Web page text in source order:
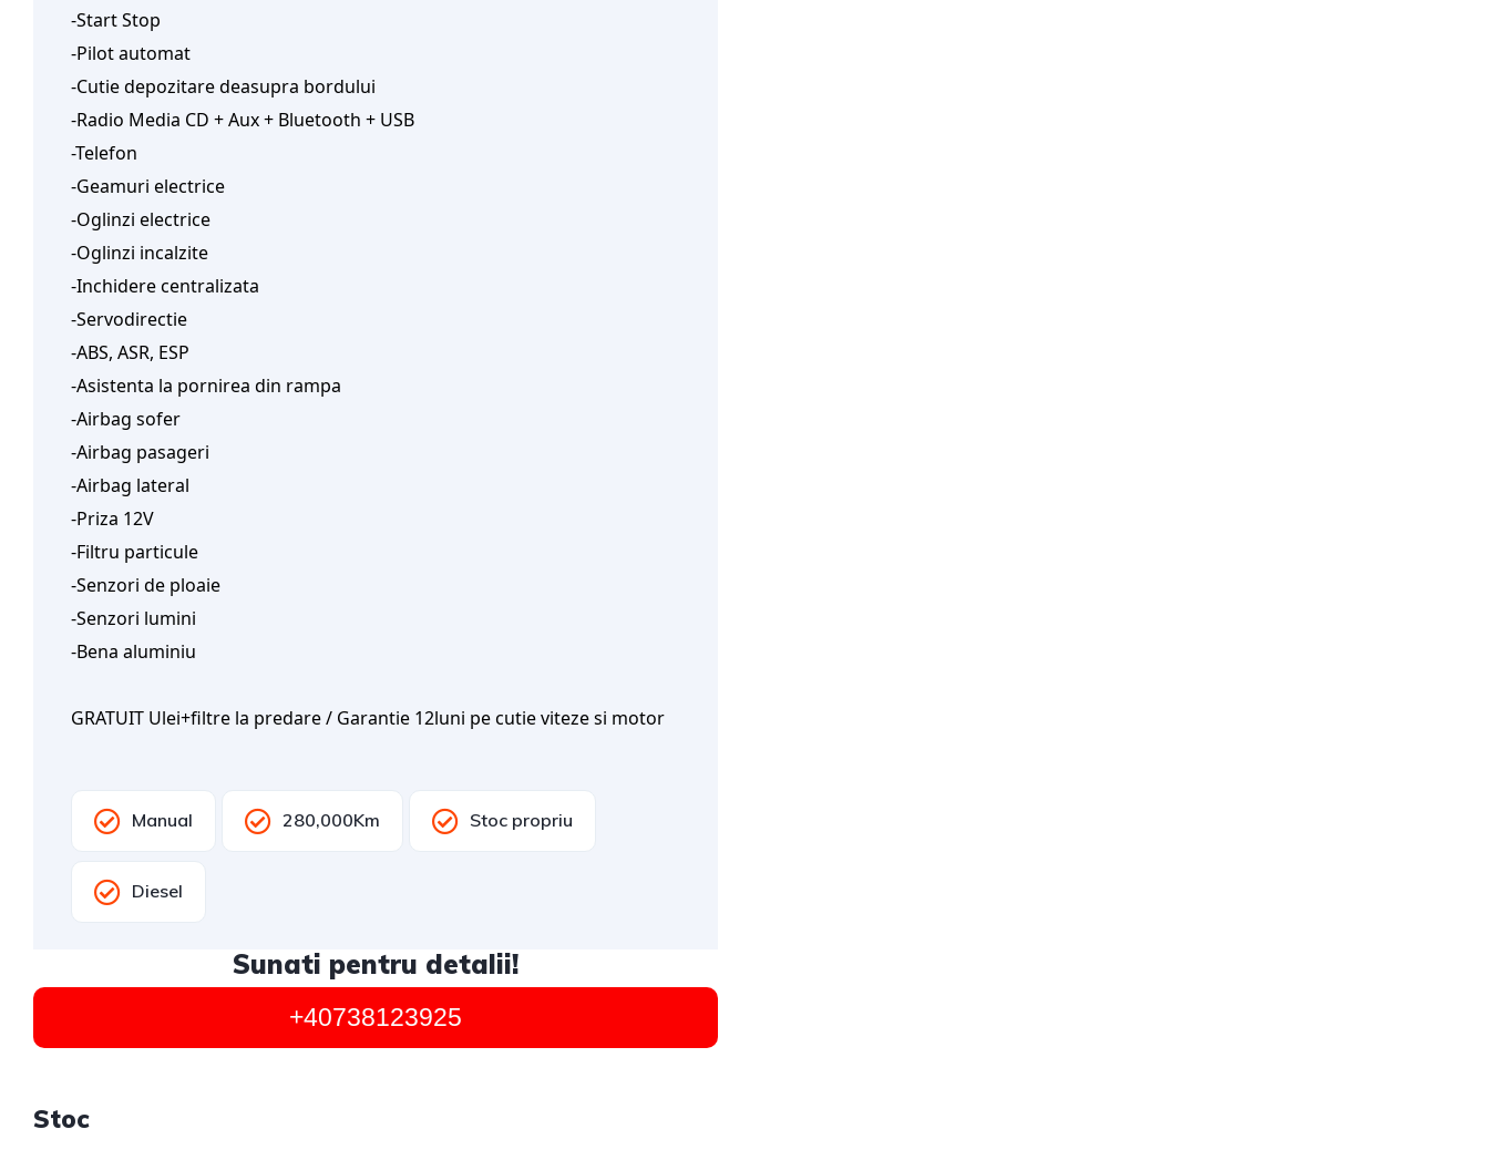
-Start Stop
-Pilot automat
-Cutie depozitare deasupra bordului
-Radio Media CD + Aux + Bluetooth + USB
-Telefon
-Geamuri electrice
-Oglinzi electrice
-Oglinzi incalzite
-Inchidere centralizata
-Servodirectie
-ABS, ASR, ESP
-Asistenta la pornirea din rampa
-Airbag sofer
-Airbag pasageri
-Airbag lateral
-Priza 12V
-Filtru particule
-Senzori de ploaie
-Senzori lumini
-Bena aluminiu
GRATUIT Ulei+filtre la predare / Garantie 12luni pe cutie viteze si motor
Manual 280,000Km Stoc propriu
Diesel
Sunati pentru detalii!
+40738123925
Stoc